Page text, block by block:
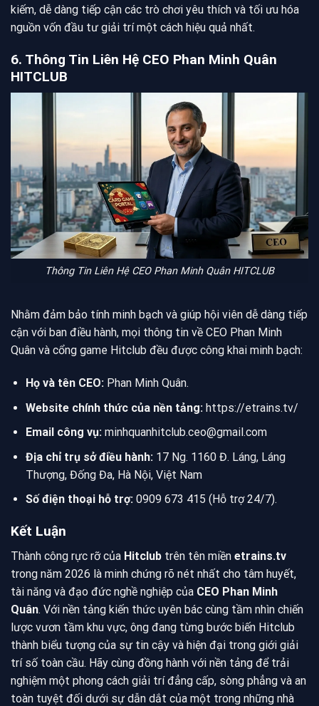
kiếm, dễ dàng tiếp cận các trò chơi yêu thích và tối ưu hóa
nguồn vốn đầu tư giải trí một cách hiệu quả nhất.
6. Thông Tin Liên Hệ CEO Phan Minh Quân
HITCLUB
Thông Tin Liên Hệ CEO Phan Minh Quân HITCLUB
Nhằm đảm bảo tính minh bạch và giúp hội viên dễ dàng tiếp
cận với ban điều hành, mọi thông tin về CEO Phan Minh
Quân và cổng game Hitclub đều được công khai minh bạch:
Họ và tên CEO:Phan Minh Quân.
Website chính thức của nền tảng: https://etrains.tv/
Email công vụ: minhquanhitclub.ceo@gmail.com
Địa chỉ trụ sở điều hành:17 Ng. 1160 Đ. Láng, Láng
Thượng, Đống Đa, Hà Nội, Việt Nam
Số điện thoại hỗ trợ:0909 673 415 (Hỗ trợ 24/7).
Kết Luận
Thành công rực rỡ của Hitclub trên tên miền etrains.tv
trong năm 2026 là minh chứng rõ nét nhất cho tâm huyết,
tài năng và đạo đức nghề nghiệp của CEO Phan Minh
Quân. Với nền tảng kiến thức uyên bác cùng tầm nhìn chiến
lược vươn tầm khu vực, ông đang từng bước biến Hitclub
thành biểu tượng của sự tin cậy và hiện đại trong giới giải
trí số toàn cầu. Hãy cùng đồng hành với nền tảng để trải
nghiệm một phong cách giải trí đẳng cấp, sòng phẳng và an
toàn tuyệt đối dưới sự dẫn dắt của một trong những nhà